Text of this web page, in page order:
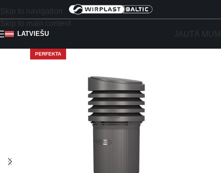
Skip to navigation
Skip to main content
LATVIEŠU JAUTĀ
PERFEKTA